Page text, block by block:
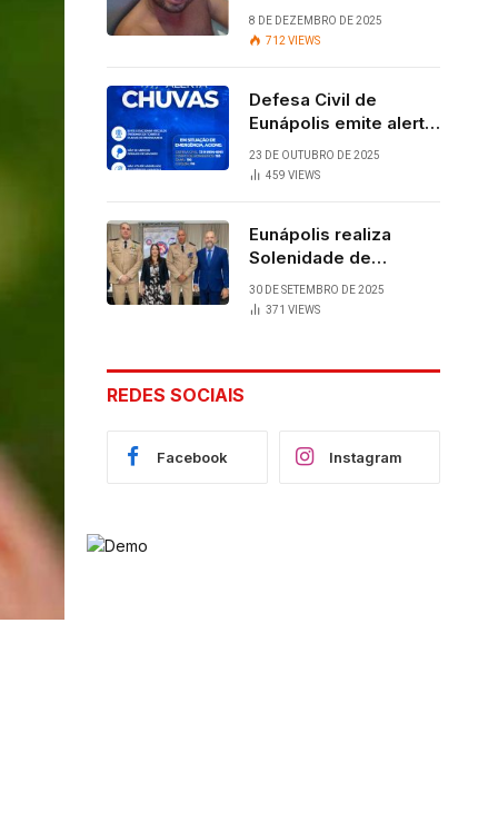
Eunápolis é
encontrado com vida
8 DE DEZEMBRO DE 2025
712 VIEWS
Defesa Civil de
Eunápolis emite alerta
para chuvas
23 DE OUTUBRO DE 2025
459 VIEWS
Eunápolis realiza
Solenidade de
Assunção do 28º
BPM, conquista
Cláudia e Robério
30 DE SETEMBRO DE 2025
371 VIEWS
REDES SOCIAIS
Facebook Instagram